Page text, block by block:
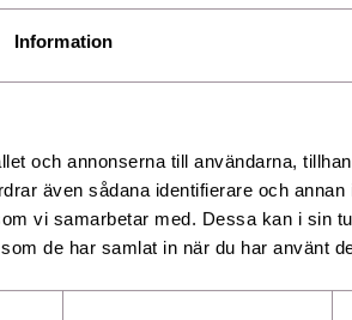
Information
och annonserna till användarna,
även sådana identifierare och annan
vi samarbetar med. Dessa kan i sin
de har samlat in när du har använt